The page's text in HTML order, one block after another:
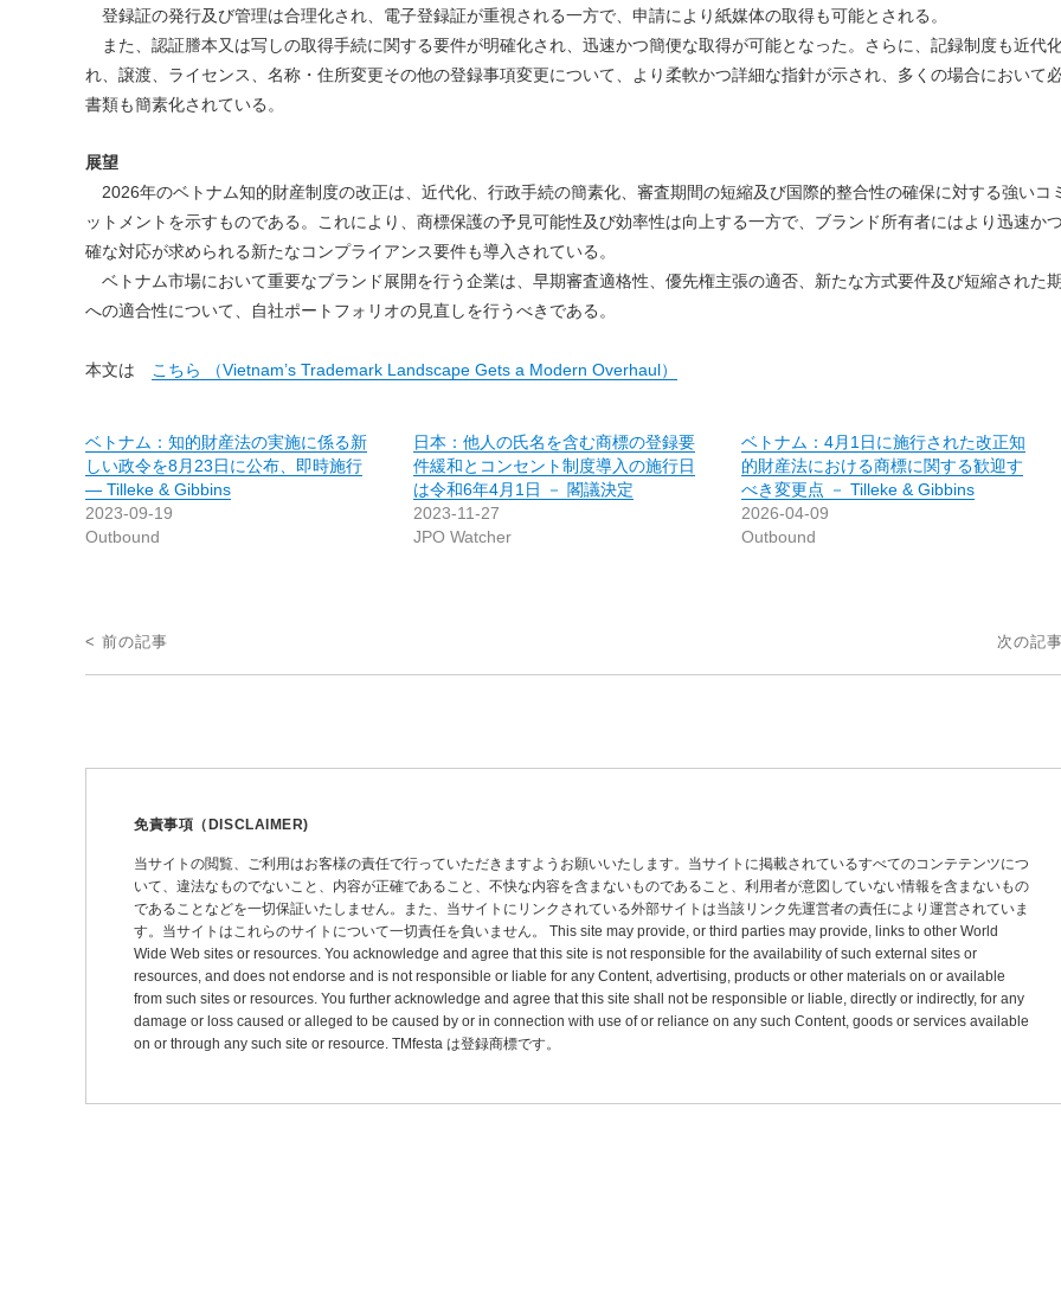
登録証の発行及び管理は合理化され、電子登録証が重視される一方で、申請により紙媒体の取得も可能とされる。
また、認証謄本又は写しの取得手続に関する要件が明確化され、迅速かつ簡便な取得が可能となった。さらに、記録制度も近代
れ、譲渡、ライセンス、名称・住所変更その他の登録事項変更について、より柔軟かつ詳細な指針が示され、多くの場合において
書類も簡素化されている。
展望
2026年のベトナム知的財産制度の改正は、近代化、行政手続の簡素化、審査期間の短縮及び国際的整合性の確保に対する強いコ
ットメントを示すものである。これにより、商標保護の予見可能性及び効率性は向上する一方で、ブランド所有者にはより迅速か
確な対応が求められる新たなコンプライアンス要件も導入されている。
ベトナム市場において重要なブランド展開を行う企業は、早期審査適格性、優先権主張の適否、新たな方式要件及び短縮された
への適合性について、自社ポートフォリオの見直しを行うべきである。
本文は こちら （Vietnam’s Trademark Landscape Gets a Modern Overhaul）
ベトナム：知的財産法の実施に係る新
しい政令を8月23日に公布、即時施行
― Tilleke & Gibbins
2023-09-19
Outbound
日本：他人の氏名を含む商標の登録要
件緩和とコンセント制度導入の施行日
は令和6年4月1日 － 閣議決定
2023-11-27
JPO Watcher
ベトナム：4月1日に施行された改正知
的財産法における商標に関する歓迎す
べき変更点 － Tilleke & Gibbins
2026-04-09
Outbound
投
稿
< 前の記事 次の記
免責事項（DISCLAIMER)
当サイトの閲覧、ご利用はお客様の責任で行っていただきますようお願いいたします。当サイトに掲載されているすべてのコンテテンツにつ
いて、違法なものでないこと、内容が正確であること、不快な内容を含まないものであること、利用者が意図していない情報を含まないもの
であることなどを一切保証いたしません。また、当サイトにリンクされている外部サイトは当該リンク先運営者の責任により運営されていま
す。当サイトはこれらのサイトについて一切責任を負いません。 This site may provide, or third parties may provide, links to other World
Wide Web sites or resources. You acknowledge and agree that this site is not responsible for the availability of such external sites or
resources, and does not endorse and is not responsible or liable for any Content, advertising, products or other materials on or available
from such sites or resources. You further acknowledge and agree that this site shall not be responsible or liable, directly or indirectly, for any
damage or loss caused or alleged to be caused by or in connection with use of or reliance on any such Content, goods or services available
on or through any such site or resource. TMfesta は登録商標です。